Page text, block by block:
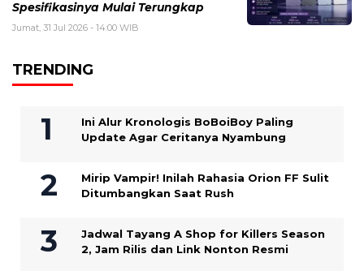
Spesifikasinya Mulai Terungkap
Jumat, 31 Jul 2026 - 14:00 WIB
TRENDING
Ini Alur Kronologis BoBoiBoy Paling
Update Agar Ceritanya Nyambung
Mirip Vampir! Inilah Rahasia Orion FF Sulit
Ditumbangkan Saat Rush
Jadwal Tayang A Shop for Killers Season
2, Jam Rilis dan Link Nonton Resmi